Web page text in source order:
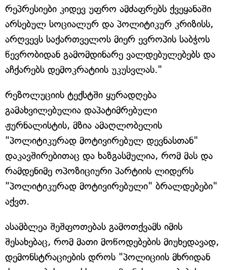
რეპრესიები კიდევ უფრო ამძაფრებს ქვეყანაში
არსებულ სოციალურ და პოლიტიკურ კრიზისს,
არღვევს საქართველოს მიერ ევროპის საბჭოს
წევრობიდან გამომდინარე ვალდებულებებს და
აჩქარებს დემოკრატიის უკუსვლას."
რეზოლუციის ტექსტში ყურადღება
გამახვილებულია დაპატიმრებული
ჟურნალისტის, მზია ამაღლობელის
"პოლიტიკურად მოტივირებულ დევნასთან"
დაკავშირებითაც და ხაზგასმულია, რომ მას და
რამდენიმე ოპოზიციური პარტიის ლიდერს
"პოლიტიკურად მოტივირებული" ბრალდებები"
აქვთ.
ასამბლეა შეშფოთებას გამოთქვამს იმის
შესახებაც, რომ მათი მოწოდებების მიუხედავად,
დემონსტრაციების დროს "პოლიციის მხრიდან